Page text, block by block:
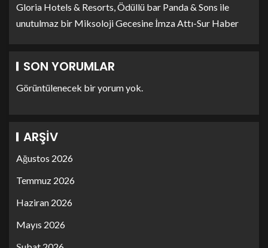
Gloria Hotels & Resorts, Ödüllü bar Panda & Sons ile
unutulmaz bir Miksoloji Gecesine İmza Attı-Sur Haber
SON YORUMLAR
Görüntülenecek bir yorum yok.
ARŞIV
Ağustos 2026
Temmuz 2026
Haziran 2026
Mayıs 2026